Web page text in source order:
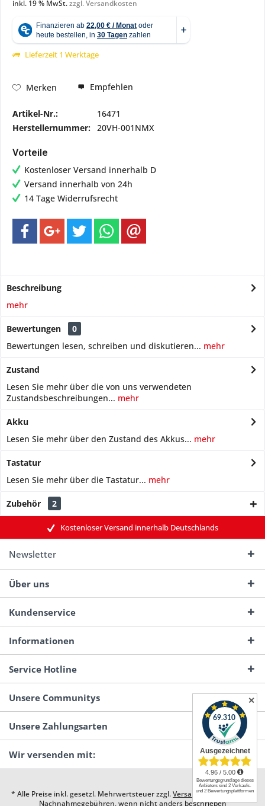
inkl. 19 % MwSt.zzgl. Versandkosten
Lieferzeit 1 Werktage
Merken Empfehlen
Artikel-Nr.:
16471
Herstellernummer: 20VH-001NMX
Vorteile
Kostenloser Versand innerhalb D
Versand innerhalb von 24h
14 Tage Widerrufsrecht
Beschreibung
mehr
Bewertungen
0
Bewertungen lesen, schreiben und diskutieren... mehr
Zustand
Lesen Sie mehr über die von uns verwendeten
Zustandsbeschreibungen... mehr
Akku
Lesen Sie mehr über den Zustand des Akkus... mehr
Tastatur
Lesen Sie mehr über die Tastatur... mehr
Zubehör 2
Kostenloser Versand innerhalb Deutschlands
Newsletter
Über uns
Kundenservice
Informationen
Service Hotline
Unsere Communitys
Unsere Zahlungsarten
Wir versenden mit:
* Alle Preise inkl. gesetzl. Mehrwertsteuer zzgl.Versandkostenund ggf.
Nachnahmegebühren, wenn nicht anders beschrieben
✕